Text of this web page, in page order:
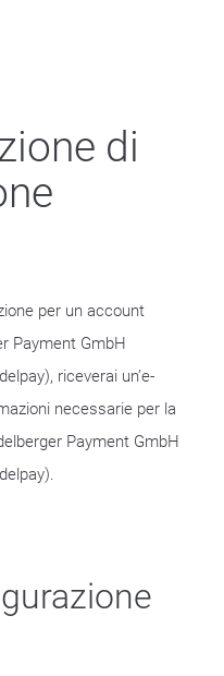
di
per un account
Payment GmbH
riceverai un’e-
necessarie per la
Payment GmbH